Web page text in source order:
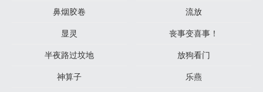
鼻烟胶卷
流放
显灵
丧事变喜事！
半夜路过坟地
放狗看门
神算子
乐燕